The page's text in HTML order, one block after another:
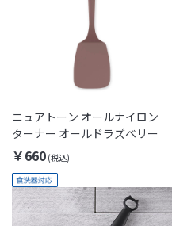
ニュアトーン オールナイロン
ターナー オールドラズベリー
￥660